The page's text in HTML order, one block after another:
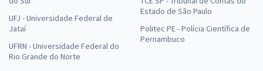
UFJ - Universidade Federal de
Jataí
UFRN - Universidade Federal do
Rio Grande do Norte
Estado de São Paulo
Politec PE - Polícia Científica de
Pernambuco